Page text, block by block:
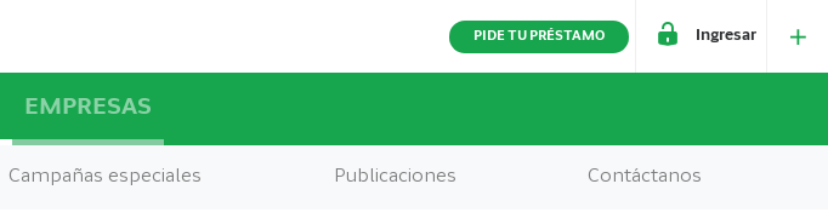
PIDE TU PRÉSTAMO Ingresar
EMPRESAS
Campañas especiales Publicaciones Contáctanos